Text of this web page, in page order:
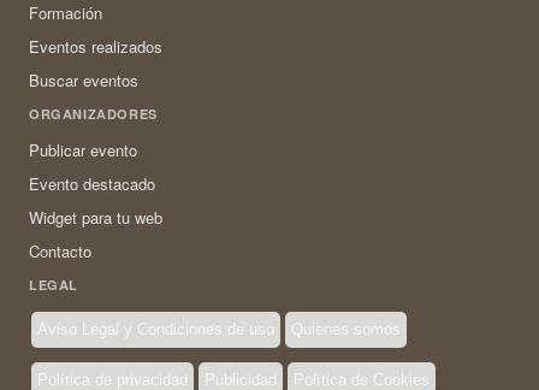
Formación
Eventos realizados
Buscar eventos
ORGANIZADORES
Publicar evento
Evento destacado
Widget para tu web
Contacto
LEGAL
Aviso Legal y Condiciones de uso Quienes somos
Política de privacidad Publicidad Política de Cookies